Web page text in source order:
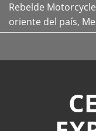
Rebelde
oriente del país,